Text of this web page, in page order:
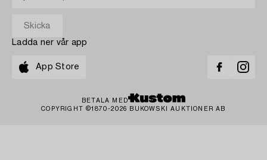
Ladda ner vår app
App Store
BETALA MED
COPYRIGHT ©1870-2026 BUKOWSKI AUKTIONER AB